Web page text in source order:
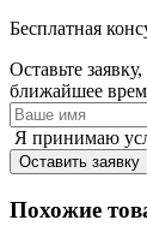
Бесплатная
Оставьте
ближайшее
Я принимаю
Оставить заявку
Похожие